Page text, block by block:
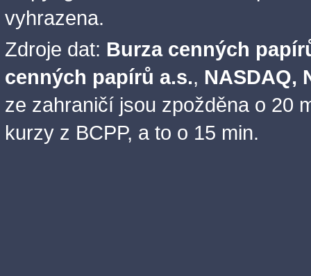
vyhrazena.
Zdroje dat: Burza cenných
cenných papírů a.s., NASDAQ,
ze zahraničí jsou zpožděna o 20
kurzy z BCPP, a to o 15 min.